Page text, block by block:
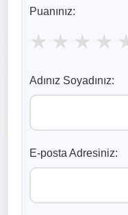
Puanınız:
★ ★ ★ ★
Adınız Soyadınız:
E-posta Adresiniz: